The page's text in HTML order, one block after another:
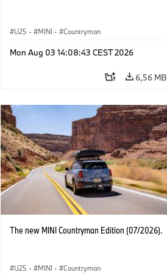
U25 · MINI · Countryman
Mon Aug 03 14:08:43 CEST 2026
6,56 MB
The new MINI Countryman Edition (07/2026).
U25 · MINI · Countryman